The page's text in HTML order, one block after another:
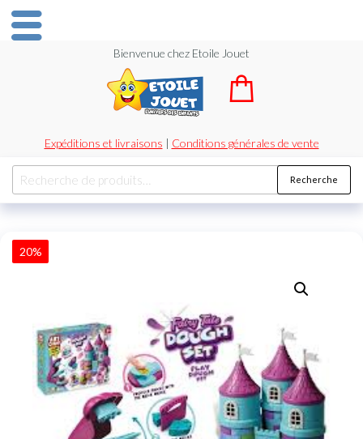
Bienvenue chez Etoile Jouet
Expéditions et livraisons | Conditions générales de vente
Recherche
20%